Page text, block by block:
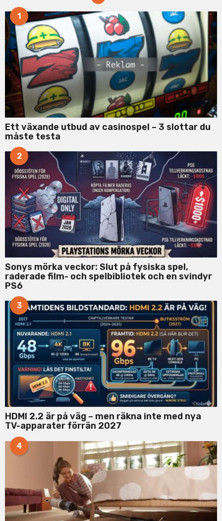
o
1
Ett växande utbud av casinospel – 3 slottar du
måste testa
2
Sonys mörka veckor: Slut på fysiska spel,
raderade film- och spelbibliotek och en svindyr
PS6
3
HDMI 2.2 är på väg – men räkna inte med nya
TV-apparater förrän 2027
4